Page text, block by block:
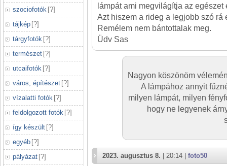
szociofotók [?]
tájkép [?]
tárgyfotók [?]
természet [?]
utcaifotók [?]
város, építészet [?]
vízalatti fotók [?]
feldolgozott fotók [?]
így készült [?]
egyéb [?]
pályázat [?]
lámpát ami megvilágítja az egészet
Azt hiszem a rideg a legjobb szó rá
Remélem nem bántottalak meg.
Üdv Sas
Nagyon köszönöm
A lámpához annyit
milyen lámpát, milyen
hogy ne legyenek
2023. augusztus 8. | 20:14 | foto50